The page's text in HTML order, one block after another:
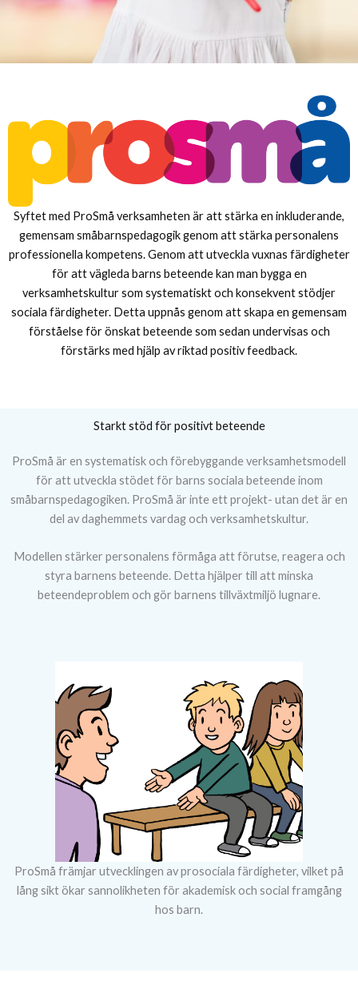
Syftet med ProSmå verksamheten är att stärka en inkluderande,
gemensam småbarnspedagogik genom att stärka personalens
professionella kompetens. Genom att utveckla vuxnas färdigheter
för att vägleda barns beteende kan man bygga en
verksamhetskultur som systematiskt och konsekvent stödjer
sociala färdigheter. Detta uppnås genom att skapa en gemensam
förståelse för önskat beteende som sedan undervisas och
förstärks med hjälp av riktad positiv feedback.
Starkt stöd för positivt beteende
ProSmå är en systematisk och förebyggande verksamhetsmodell
för att utveckla stödet för barns sociala beteende inom
småbarnspedagogiken. ProSmå är inte ett projekt- utan det är en
del av daghemmets vardag och verksamhetskultur.
Modellen stärker personalens förmåga att förutse, reagera och
styra barnens beteende. Detta hjälper till att minska
beteendeproblem och gör barnens tillväxtmiljö lugnare.
ProSmå främjar utvecklingen av prosociala färdigheter, vilket på
lång sikt ökar sannolikheten för akademisk och social framgång
hos barn.